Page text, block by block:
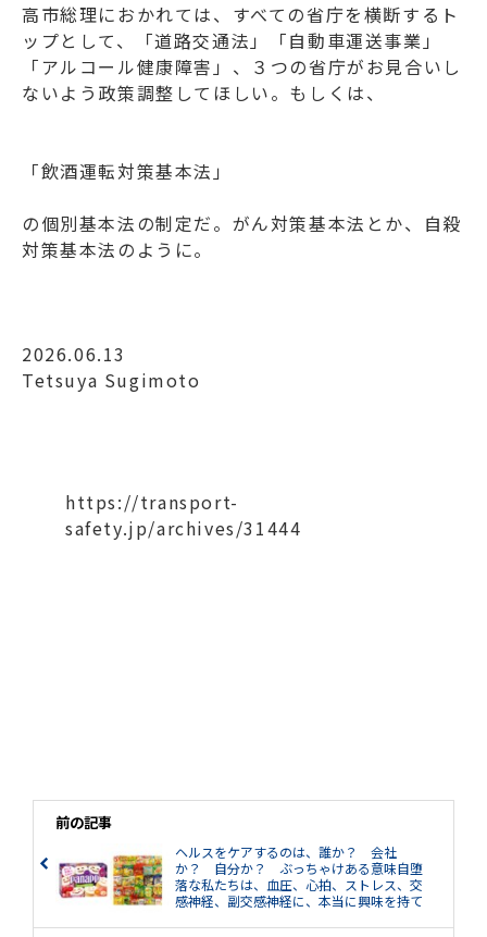
高市総理におかれては、すべての省庁を横断するト
ップとして、「道路交通法」「自動車運送事業」
「アルコール健康障害」、３つの省庁がお見合いし
ないよう政策調整してほしい。もしくは、
「飲酒運転対策基本法」
の個別基本法の制定だ。がん対策基本法とか、自殺
対策基本法のように。
2026.06.13
Tetsuya Sugimoto
https://transport-
safety.jp/archives/31444
前の記事
ヘルスをケアするのは、誰か？ 会社
か？ 自分か？ ぶっちゃけある意味自堕
落な私たちは、血圧、心拍、ストレス、交
感神経、副交感神経に、本当に興味を持て